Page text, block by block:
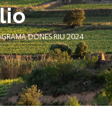
DONES RIU 2024